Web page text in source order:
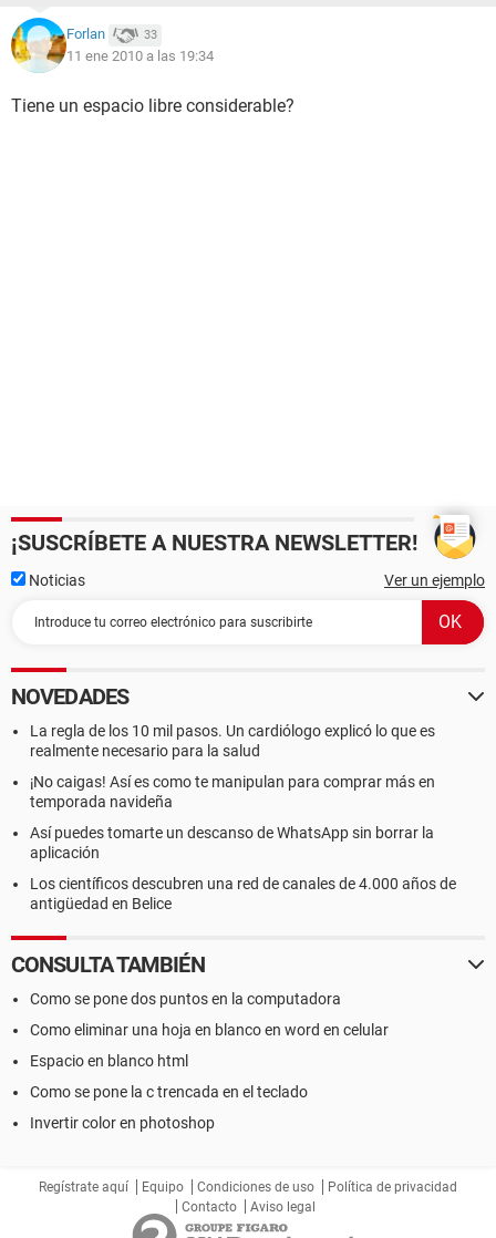
Forlan 33
11 ene 2010 a las 19:34
Tiene un espacio libre considerable?
¡SUSCRÍBETE A NUESTRA NEWSLETTER!
Noticias Ver un ejemplo
NOVEDADES
La regla de los 10 mil pasos. Un cardiólogo explicó lo que es
realmente necesario para la salud
¡No caigas! Así es como te manipulan para comprar más en
temporada navideña
Así puedes tomarte un descanso de WhatsApp sin borrar la
aplicación
Los científicos descubren una red de canales de 4.000 años de
antigüedad en Belice
CONSULTA TAMBIÉN
Como se pone dos puntos en la computadora
Como eliminar una hoja en blanco en word en celular
Espacio en blanco html
Como se pone la c trencada en el teclado
Invertir color en photoshop
Regístrate aquí Equipo Condiciones de uso
Política de privacidad
Contacto
Aviso legal